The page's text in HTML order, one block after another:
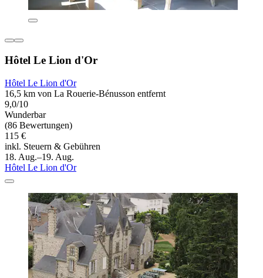
Hôtel Le Lion d'Or
Hôtel Le Lion d'Or
16,5 km von La Rouerie-Bénusson entfernt
9,0/10
Wunderbar
(86 Bewertungen)
115 €
inkl. Steuern & Gebühren
18. Aug.–19. Aug.
Hôtel Le Lion d'Or